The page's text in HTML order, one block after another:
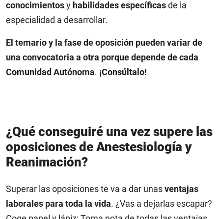
conocimientosy habilidades específicasde la
especialidad a desarrollar.
El temario y la fase de oposición pueden variar de
una convocatoria a otra porque depende de cada
Comunidad Autónoma. ¡Consúltalo!
¿Qué conseguiré una vez supere las
oposiciones de Anestesiología y
Reanimación?
Superar las oposiciones te va a dar unasventajas
laborales para toda la vida. ¿Vas a dejarlas escapar?